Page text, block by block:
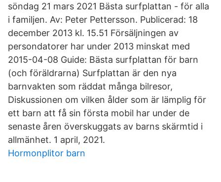
söndag 21 mars 2021 Bästa surfplattan - för alla
i familjen. Av: Peter Pettersson. Publicerad: 18
december 2013 kl. 15.51 Försäljningen av
persondatorer har under 2013 minskat med
2015-04-08 Guide: Bästa surfplattan för barn
(och föräldrarna) Surfplattan är den nya
barnvakten som räddat många bilresor,
Diskussionen om vilken ålder som är lämplig för
ett barn att få sin första mobil har under de
senaste åren överskuggats av barns skärmtid i
allmänhet. 1 april, 2021.
Hormonplitor barn